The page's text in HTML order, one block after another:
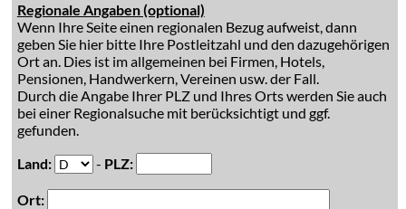
Regionale Angaben (optional)
Wenn Ihre Seite einen regionalen Bezug aufweist, dann
geben Sie hier bitte Ihre Postleitzahl und den dazugehörigen
Ort an. Dies ist im allgemeinen bei Firmen, Hotels,
Pensionen, Handwerkern, Vereinen usw. der Fall.
Durch die Angabe Ihrer PLZ und Ihres Orts werden Sie auch
bei einer Regionalsuche mit berücksichtigt und ggf.
gefunden.
Land:
- PLZ:
Ort: